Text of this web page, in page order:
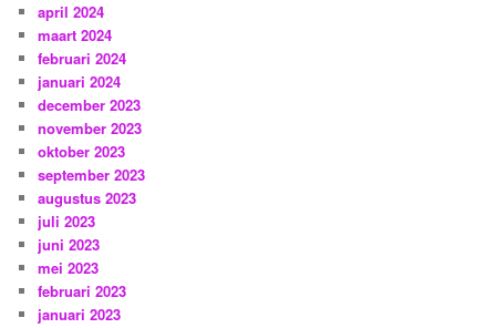
april 2024
maart 2024
februari 2024
januari 2024
december 2023
november 2023
oktober 2023
september 2023
augustus 2023
juli 2023
juni 2023
mei 2023
februari 2023
januari 2023